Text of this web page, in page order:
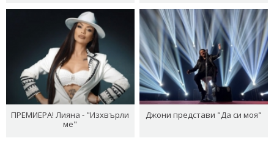
ПРЕМИЕРА! Лияна - "Изхвърли
ме"
Джони представи "Да си моя"